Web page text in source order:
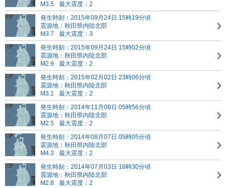
M3.5
最大震度：2
発生時刻：2015年09月24日 15時19分頃
震源地：秋田県内陸北部
M3.7
最大震度：3
発生時刻：2015年09月24日 15時02分頃
震源地：秋田県内陸北部
M2.9
最大震度：2
発生時刻：2015年02月02日 23時06分頃
震源地：秋田県内陸北部
M3.1
最大震度：2
発生時刻：2014年11月08日 05時56分頃
震源地：秋田県内陸北部
M2.5
最大震度：2
発生時刻：2014年08月07日 05時05分頃
震源地：秋田県内陸北部
M4.3
最大震度：2
発生時刻：2014年07月03日 16時30分頃
震源地：秋田県内陸北部
M2.8
最大震度：2